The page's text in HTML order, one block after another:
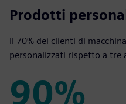
70%
Prodotti
Il 70% dei clienti di
personalizzati rispetto a tre
90%